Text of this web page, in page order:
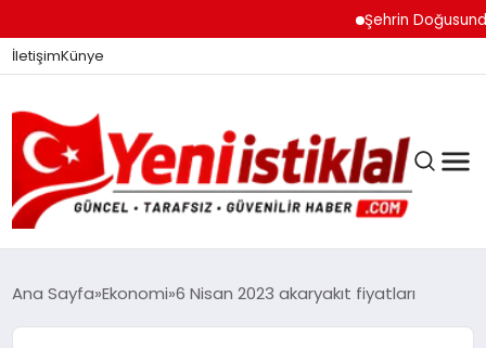
Şehrin
İletişimKünye
Ana Sayfa Ekonomi 6 Nisan 2023 akaryakıt fiyatları